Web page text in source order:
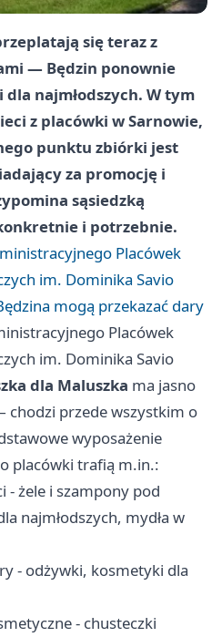
się teraz z
— Będzin ponownie
dla najmłodszych. W tym
z placówki w Sarnowie,
punktu zbiórki jest
za promocję i
sąsiedzką
i potrzebnie.
Placówek
im. Dominika Savio
mogą przekazać dary
Placówek
im. Dominika Savio
dla Maluszka ma jasno
przede wszystkim o
wyposażenie
placówki trafią m.in.:
- żele i szampony pod
najmłodszych, mydła w
- odżywki, kosmetyki dla
- chusteczki